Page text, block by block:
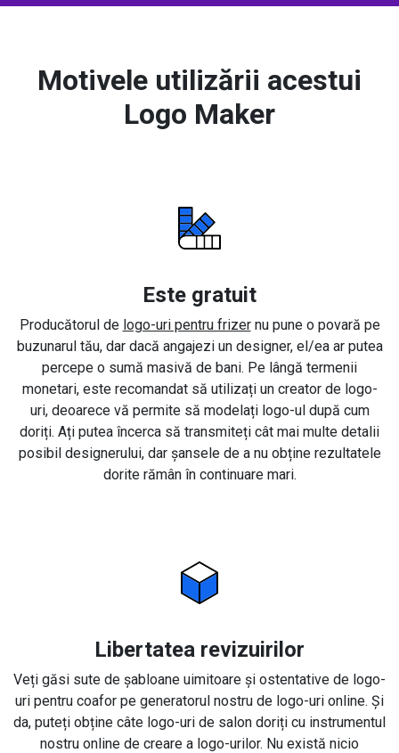
Motivele utilizării acestui
Logo Maker
Este gratuit
Producătorul de logo-uri pentru frizernu pune o povară pe
buzunarul tău, dar dacă angajezi un designer, el/ea ar putea
percepe o sumă masivă de bani. Pe lângă termenii
monetari, este recomandat să utilizați un creator de logo-
uri, deoarece vă permite să modelați logo-ul după cum
doriți. Ați putea încerca să transmiteți cât mai multe detalii
posibil designerului, dar șansele de a nu obține rezultatele
dorite rămân în continuare mari.
Libertatea revizuirilor
Veți găsi sute de șabloane uimitoare și ostentative de logo-
uri pentru coafor pe generatorul nostru de logo-uri online. Și
da, puteți obține câte logo-uri de salon doriți cu instrumentul
nostru online de creare a logo-urilor. Nu există nicio